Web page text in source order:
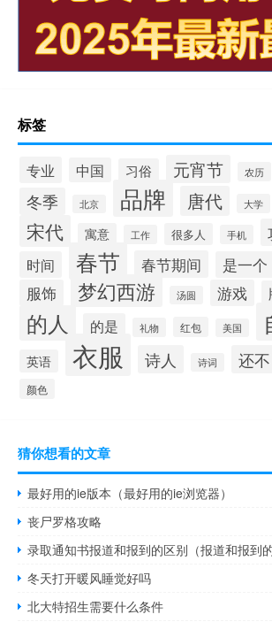
标签
专业 中国 习俗 元宵节 农历
冬季 北京 品牌 唐代 大学
宋代 寓意 工作 很多人 手机
时间 春节 春节期间 是一个
服饰 梦幻西游 汤圆 游戏
的人 的是 礼物 红包 美国
英语 衣服 诗人 诗词 还不
颜色
猜你想看的文章
最好用的ie版本（最好用的ie浏览器）
丧尸罗格攻略
录取通知书报道和报到的区别（报道和报到的
冬天打开暖风睡觉好吗
北大特招生需要什么条件